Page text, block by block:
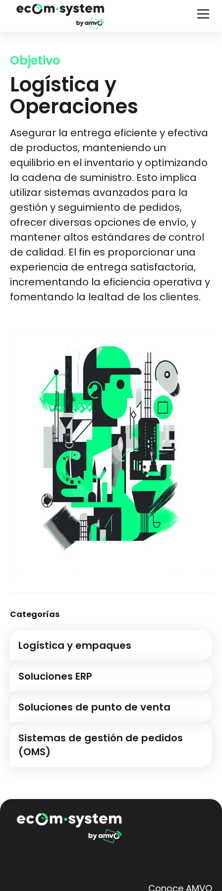
Objetivo
Logística y
Operaciones
Asegurar la entrega eficiente y efectiva
de productos, manteniendo un
equilibrio en el inventario y optimizando
la cadena de suministro. Esto implica
utilizar sistemas avanzados para la
gestión y seguimiento de pedidos,
ofrecer diversas opciones de envío, y
mantener altos estándares de control
de calidad. El fin es proporcionar una
experiencia de entrega satisfactoria,
incrementando la eficiencia operativa y
fomentando la lealtad de los clientes.
Categorías
Logística y empaques
Soluciones ERP
Soluciones de punto de venta
Sistemas de gestión de pedidos
(OMS)
Conoce AMVO